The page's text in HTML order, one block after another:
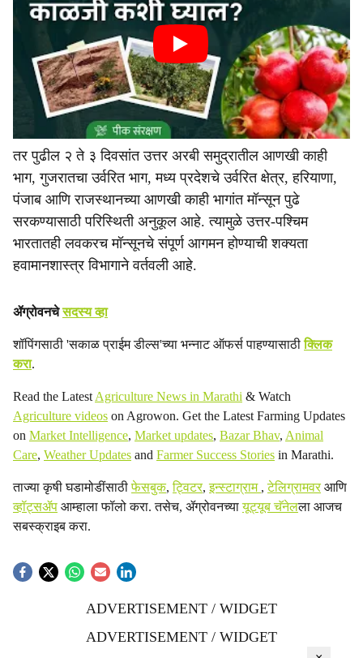
तर पुढील २ ते ३ दिवसांत उत्तर अरबी समुद्रातील आणखी काही
भाग, गुजरातचा उर्वरित भाग, मध्य प्रदेशचे उर्वरित क्षेत्र, हरियाणा,
पंजाब आणि राजस्थानच्या आणखी काही भागांत मॉन्सून पुढे
सरकण्यासाठी परिस्थिती अनुकूल आहे. त्यामुळे उत्तर-पश्चिम
भारतातही लवकरच मॉन्सूनचे संपूर्ण आगमन होण्याची शक्यता
हवामानशास्त्र विभागाने वर्तवली आहे.
ॲग्रोवनचेसदस्य व्हा
शॉपिंगसाठी 'सकाळ प्राईम डील्स'च्या भन्नाट ऑफर्स पाहण्यासाठीक्लिक
करा.
Read the Latest Agriculture News in Marathi & Watch
Agriculture videos on Agrowon. Get the Latest Farming Updates
on Market Intelligence, Market updates, Bazar Bhav, Animal
Care, Weather Updates and Farmer Success Stories in Marathi.
ताज्या कृषी घडामोडींसाठीफेसबुक,ट्विटर,इन्स्टाग्राम ,टेलिग्रामवरआणि
व्हॉट्सॲप आम्हाला फॉलो करा. तसेच, ॲग्रोवनच्यायूट्यूब चॅनेलला आजच
सबस्क्राइब करा.
ADVERTISEMENT / WIDGET
ADVERTISEMENT / WIDGET